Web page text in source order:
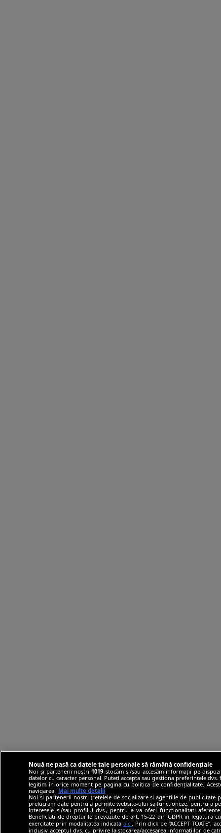
Nouă ne pasă ca datele tale personale să rămână confidențiale
Noi și partenerii noștri1019 stocăm și/sau accesăm informații pe
datelor cu caracter personal. Puteți accepta sau gestiona preferințele
legitim în orice moment pe pagina cu politica de confidențialitate.
navigarea. Mai multe detalii
Noi si partenerii nostri (retelele de socializare si agentiile de
prelucram date pentru a permite website-ului sa functioneze, pentru a
interesele si/sau profilul dvs., pentru a va oferi functionalitati
Beneficiati de drepturile prevazute de art. 15-22 din GDPR in legatura
exercitate prin modalitatea indicata aici . Prin click pe “ACCEPT
inclusiv acceptul dvs. cu privire la stocarea/accesarea informatiilor de